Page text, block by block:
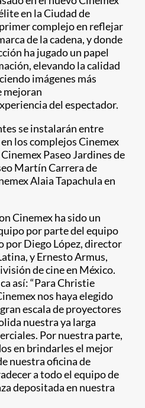
en la Ciudad de
complejo en reflejar
de la cadena, y donde
ha jugado un papel
elevando la calidad
imágenes más
mejoran
del espectador.
se instalarán entre
los complejos Cinemex
Paseo Jardines de
Martín Carrera de
Alaia Tapachula en
Cinemex ha sido un
por parte del equipo
por Diego López, director
y Ernesto Armus,
de cine en México.
así: “Para Christie
nos haya elegido
escala de proyectores
nuestra ya larga
Por nuestra parte,
en brindarles el mejor
nuestra oficina de
a todo el equipo de
depositada en nuestra